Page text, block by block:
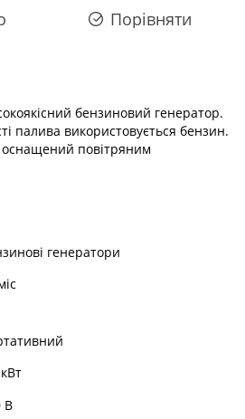
Порівняти
бензиновий генератор.
палива використовується бензин.
повітряним
генератори
В